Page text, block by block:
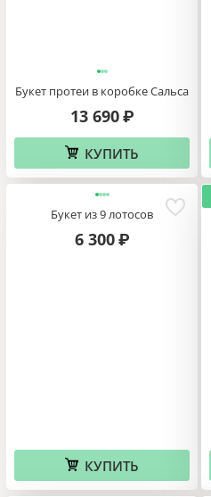
Букет протеи в коробке Сальса
13 690 ₽
КУПИТЬ
Букет из 9 лотосов
6 300 ₽
КУПИТЬ